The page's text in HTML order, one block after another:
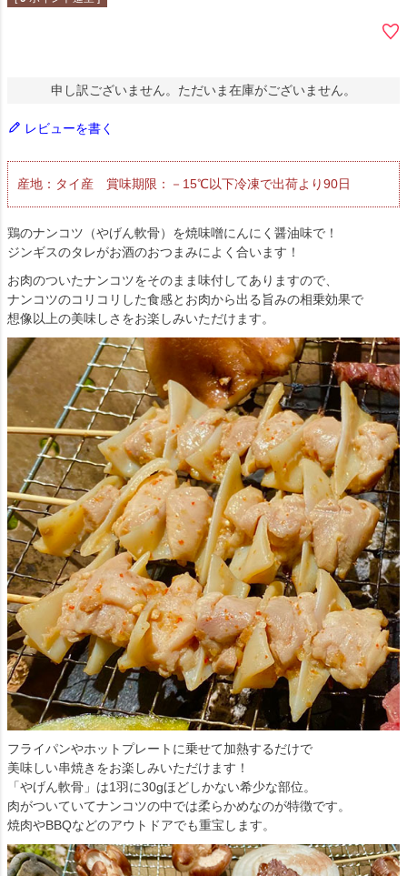
申し訳ございません。ただいま在庫がございません。
レビューを書く
産地：タイ産 賞味期限：－15℃以下冷凍で出荷より90日
鶏のナンコツ（やげん軟骨）を焼味噌にんにく醤油味で！
ジンギスのタレがお酒のおつまみによく合います！
お肉のついたナンコツをそのまま味付してありますので、
ナンコツのコリコリした食感とお肉から出る旨みの相乗効果で
想像以上の美味しさをお楽しみいただけます。
フライパンやホットプレートに乗せて加熱するだけで
美味しい串焼きをお楽しみいただけます！
「やげん軟骨」は1羽に30gほどしかない希少な部位。
肉がついていてナンコツの中では柔らかめなのが特徴です。
焼肉やBBQなどのアウトドアでも重宝します。